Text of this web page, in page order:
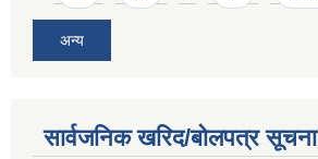
अन्य
सार्वजनिक खरिद/बोलपत्र सूचना